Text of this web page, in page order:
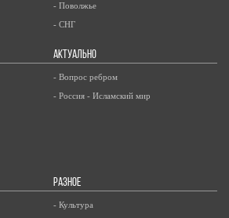
- Поволжье
- СНГ
АКТУАЛЬНО
- Вопрос ребром
- Россия - Исламский мир
РАЗНОЕ
- Культура